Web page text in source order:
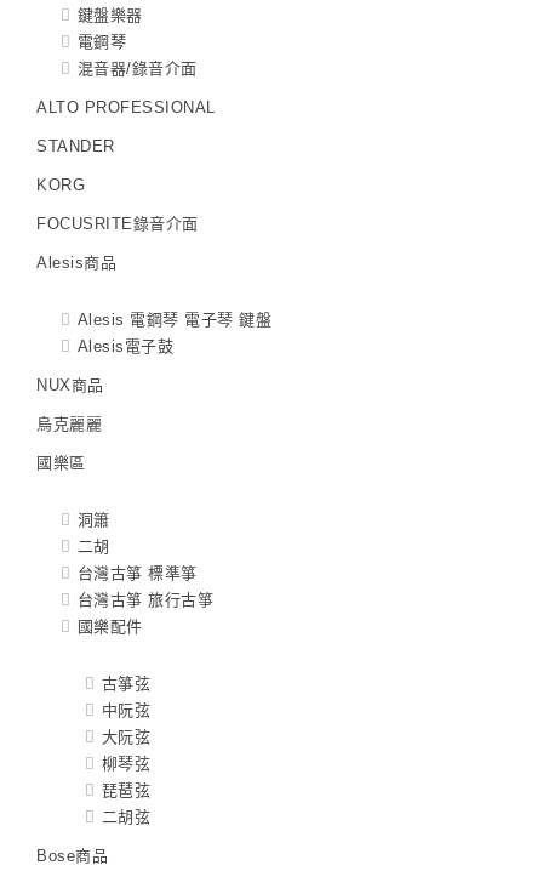
鍵盤樂器
電鋼琴
混音器/錄音介面
ALTO PROFESSIONAL
STANDER
KORG
FOCUSRITE錄音介面
Alesis商品
Alesis 電鋼琴 電子琴 鍵盤
Alesis電子鼓
NUX商品
烏克麗麗
國樂區
洞簫
二胡
台灣古箏 標準箏
台灣古箏 旅行古箏
國樂配件
古箏弦
中阮弦
大阮弦
柳琴弦
琵琶弦
二胡弦
Bose商品